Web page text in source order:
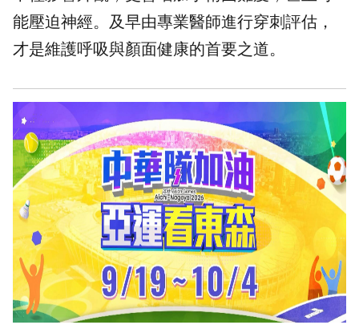
能壓迫神經。及早由專業醫師進行穿刺評估，
才是維護呼吸與顏面健康的首要之道。